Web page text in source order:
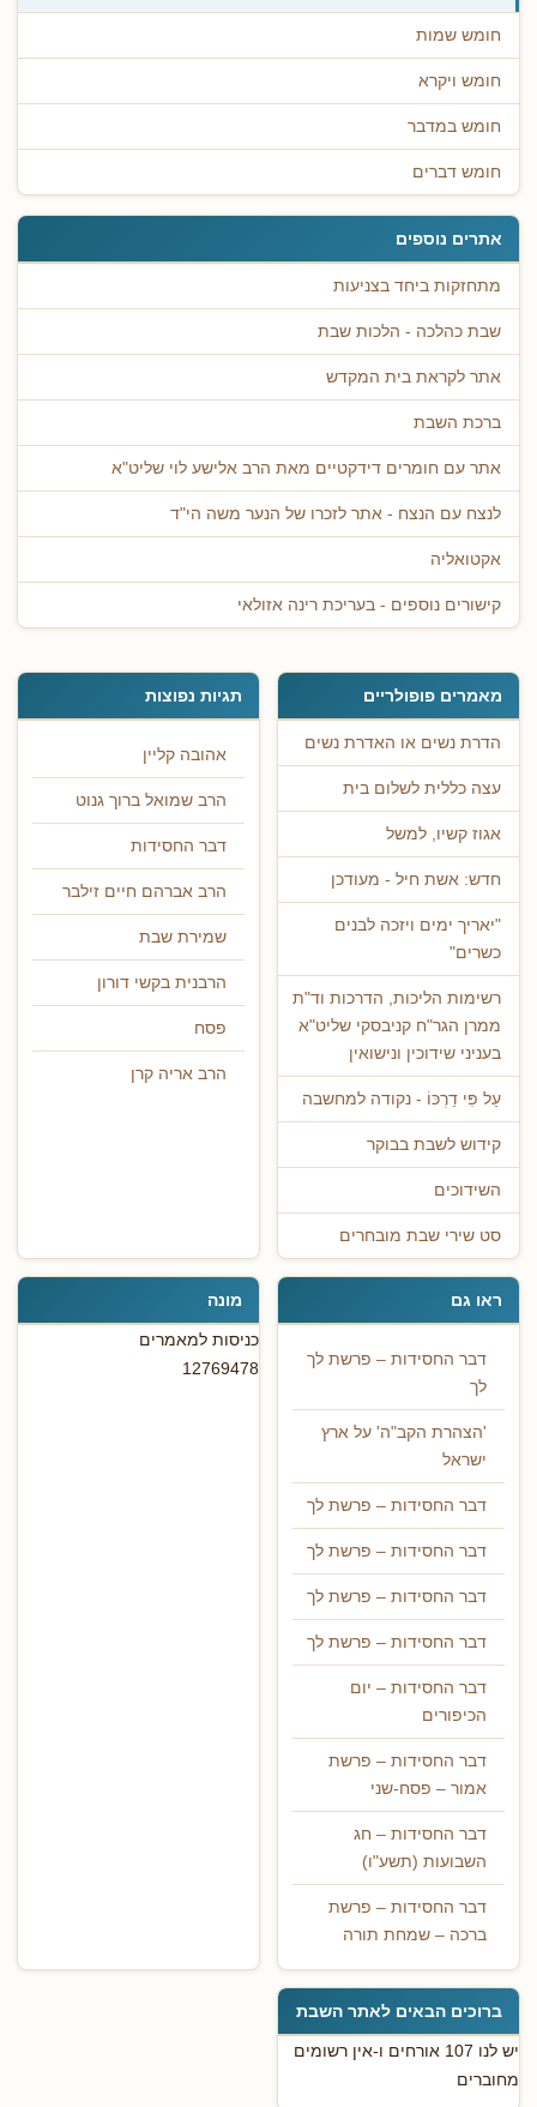
חומש שמות
חומש ויקרא
חומש במדבר
חומש דברים
אתרים נוספים
מתחזקות ביחד בצניעות
שבת כהלכה - הלכות שבת
אתר לקראת בית המקדש
ברכת השבת
אתר עם חומרים דידקטיים מאת הרב אלישע לוי שליט"א
לנצח עם הנצח - אתר לזכרו של הנער משה הי"ד
אקטואליה
קישורים נוספים - בעריכת רינה אזולאי
מאמרים פופולריים
הדרת נשים או האדרת נשים
עצה כללית לשלום בית
אגוז קשיו, למשל
חדש: אשת חיל - מעודכן
"יאריך ימים ויזכה לבנים
כשרים"
רשימות הליכות, הדרכות וד"ת
ממרן הגר"ח קניבסקי שליט"א
בעניני שידוכין ונישואין
עַל פִּי דַרְכּוֹ - נקודה למחשבה
קידוש לשבת בבוקר
השידוכים
סט שירי שבת מובחרים
תגיות נפוצות
אהובה קליין
הרב שמואל ברוך גנוט
דבר החסידות
הרב אברהם חיים זילבר
שמירת שבת
הרבנית בקשי דורון
פסח
הרב אריה קרן
ראו גם
דבר החסידות – פרשת לך
לך
'הצהרת הקב"ה' על ארץ
ישראל
דבר החסידות – פרשת לך
דבר החסידות – פרשת לך
דבר החסידות – פרשת לך
דבר החסידות – פרשת לך
דבר החסידות – יום
הכיפורים
דבר החסידות – פרשת
אמור – פסח-שני
דבר החסידות – חג
השבועות (תשע"ו)
דבר החסידות – פרשת
ברכה – שמחת תורה
מונה
כניסות למאמרים
12769478
ברוכים הבאים לאתר השבת
יש לנו 107 אורחים ו-אין רשומים
מחוברים